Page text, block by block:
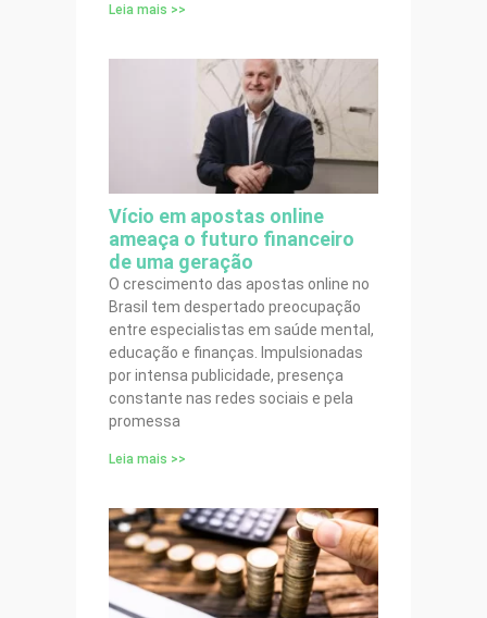
Leia mais >>
Vício em apostas online
ameaça o futuro financeiro
de uma geração
O crescimento das apostas online no
Brasil tem despertado preocupação
entre especialistas em saúde mental,
educação e finanças. Impulsionadas
por intensa publicidade, presença
constante nas redes sociais e pela
promessa
Leia mais >>